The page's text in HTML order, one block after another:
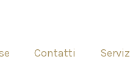
Contatti